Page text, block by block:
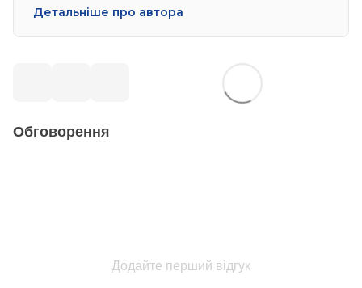
Детальніше про автора
Обговорення
Додайте перший відгук